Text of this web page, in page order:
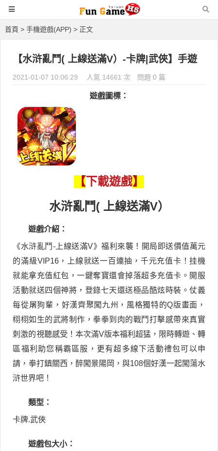
首頁 > 手機遊戲(APP) > 正文
【水浒亂鬥( 上線送滿V）-卡牌|武俠】手遊
2021-01-07 10:06:29 人氣 14661 次 問題 0 篇
遊戲圖標：
【下載遊戲】
水浒亂鬥( 上線送滿V）
遊戲介紹：
《水浒亂鬥-上線送滿V》福利來襲！開局即送價值萬元
的滿級VIP16，上線就送一百連抽，千元充值卡！挂機
就能拿充值紅包，一鍵奪寶還會掉落超多充值卡。開服
活動就送四個神將，登錄七天還送極品酷炫時裝。仗義
每從屠狗輩，好漢齊聚闖九州，風格獨特的Q版畫面，
栩栩如生的武將制作，拳拳到肉的戰鬥打擊感帶來真實
刺激的視聽感受！本次滿V版本福利超猛，限時轉遊、轉
區福利助您稱霸區服，更有超多線下活動禮包可以申
請，拳打鎮關西，醉闖景陽岡，與108個好漢一起闖蕩水
浒世界吧！
類型：
卡牌.武俠
遊戲包大小：